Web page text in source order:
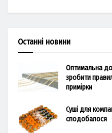
Останні новини
Оптимальна
зробити
примірки
Суші для
сподобалося